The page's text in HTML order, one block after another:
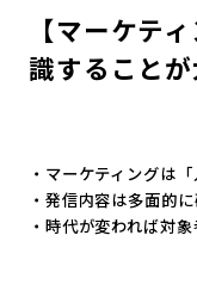
【マーケテ
識することが
・マーケティングは
・発信内容は多面的
・時代が変われば対